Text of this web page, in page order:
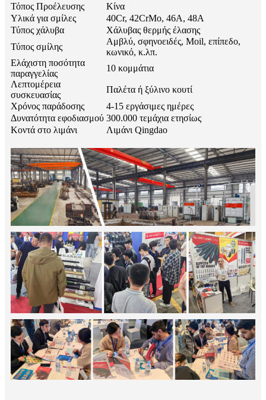
Τόπος Προέλευσης
Κίνα
Υλικά για σμίλες
40Cr, 42CrMo, 46A, 48A
Τύπος χάλυβα
Χάλυβας θερμής έλασης
Τύπος σμίλης
Αμβλύ, σφηνοειδές, Moil, επίπεδο,
κωνικό, κ.λπ.
Ελάχιστη ποσότητα
παραγγελίας
10 κομμάτια
Λεπτομέρεια
συσκευασίας
Παλέτα ή ξύλινο κουτί
Χρόνος παράδοσης
4-15 εργάσιμες ημέρες
Δυνατότητα εφοδιασμού 300.000 τεμάχια ετησίως
Κοντά στο λιμάνι
Λιμάνι Qingdao